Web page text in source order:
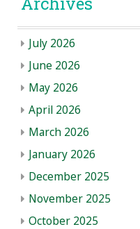
July 2026
June 2026
May 2026
April 2026
March 2026
January 2026
December 2025
November 2025
October 2025